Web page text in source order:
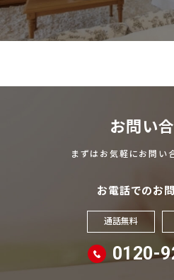
お問い
まずはお気軽にお問い
お電話でのお
通話無料
0120-